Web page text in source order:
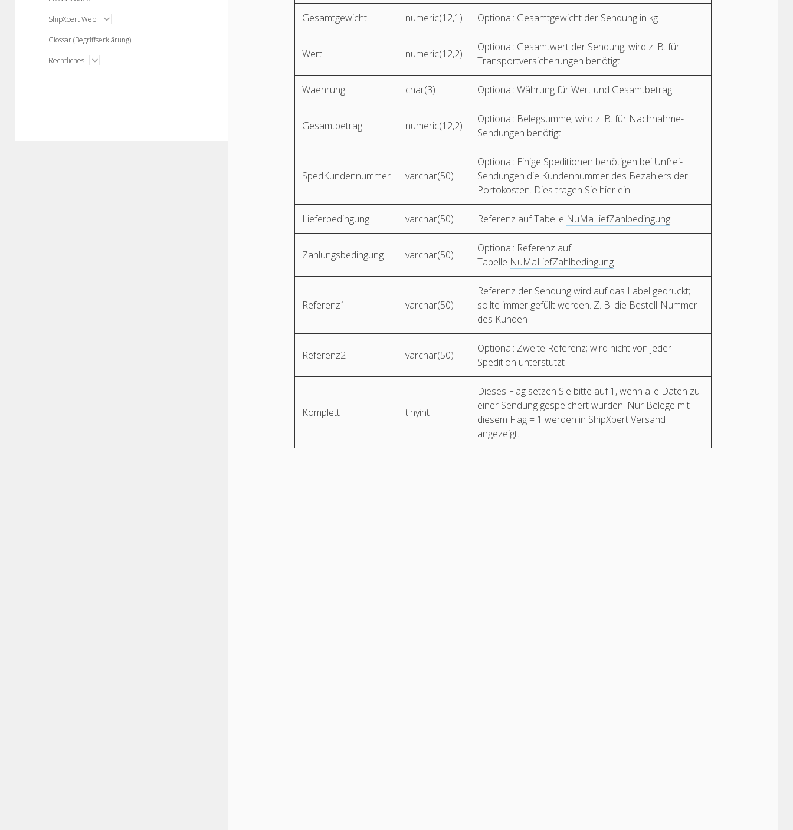
ShipXpert Web
open
menu
Glossar (Begriffserklärung)
Rechtliches
open
menu
Gesamtgewicht numeric(12,1) Optional: Gesamtgewicht der Sendung in kg
Wert numeric(12,2)
Optional: Gesamtwert der Sendung; wird z. B. für
Transportversicherungen benötigt
Waehrung char(3) Optional: Währung für Wert und Gesamtbetrag
Gesamtbetrag numeric(12,2)
Optional: Belegsumme; wird z. B. für Nachnahme-
Sendungen benötigt
SpedKundennummer varchar(50)
Optional: Einige Speditionen benötigen bei Unfrei-
Sendungen die Kundennummer des Bezahlers der
Portokosten. Dies tragen Sie hier ein.
Lieferbedingung varchar(50) Referenz auf Tabelle NuMaLiefZahlbedingung
Zahlungsbedingung varchar(50)
Optional: Referenz auf
Tabelle NuMaLiefZahlbedingung
Referenz1 varchar(50)
Referenz der Sendung wird auf das Label gedruckt;
sollte immer gefüllt werden. Z. B. die Bestell-Nummer
des Kunden
Referenz2 varchar(50)
Optional: Zweite Referenz; wird nicht von jeder
Spedition unterstützt
Komplett tinyint
Dieses Flag setzen Sie bitte auf 1, wenn alle Daten zu
einer Sendung gespeichert wurden. Nur Belege mit
diesem Flag = 1 werden in ShipXpert Versand
angezeigt.